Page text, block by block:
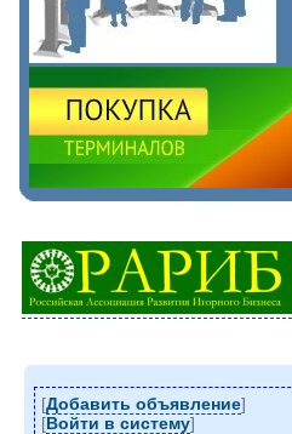
[Добавить объявление]
[Войти в систему]